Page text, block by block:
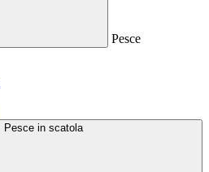
Pesce
Pesce in scatola